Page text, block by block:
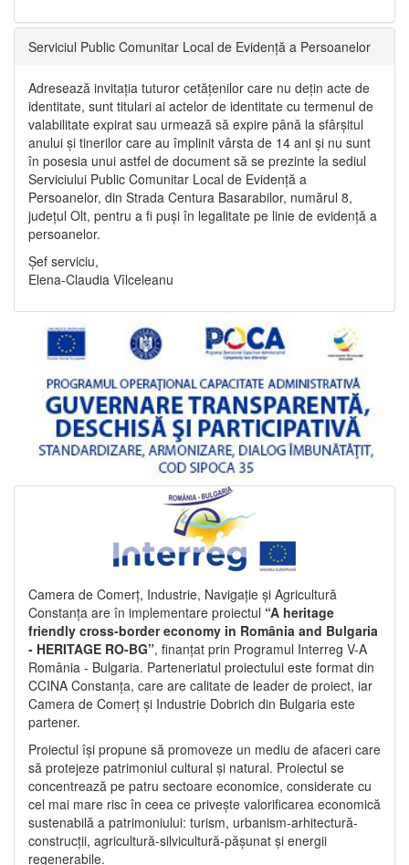
Serviciul Public Comunitar Local de Evidență a Persoanelor
Adresează invitația tuturor cetățenilor care nu dețin acte de
identitate, sunt titulari ai actelor de identitate cu termenul de
valabilitate expirat sau urmează să expire până la sfârșitul
anului și tinerilor care au împlinit vârsta de 14 ani și nu sunt
în posesia unui astfel de document să se prezinte la sediul
Serviciului Public Comunitar Local de Evidență a
Persoanelor, din Strada Centura Basarabilor, numărul 8,
județul Olt, pentru a fi puși în legalitate pe linie de evidență a
persoanelor.
Șef serviciu,
Elena-Claudia Vîlceleanu
Camera de Comerț, Industrie, Navigație și Agricultură
Constanța are în implementare proiectul “A heritage
friendly cross-border economy in România and Bulgaria
- HERITAGE RO-BG”, finanțat prin Programul Interreg V-A
România - Bulgaria. Parteneriatul proiectului este format din
CCINA Constanța, care are calitate de leader de proiect, iar
Camera de Comerț și Industrie Dobrich din Bulgaria este
partener.
Proiectul își propune să promoveze un mediu de afaceri care
să protejeze patrimoniul cultural și natural. Proiectul se
concentrează pe patru sectoare economice, considerate cu
cel mai mare risc în ceea ce privește valorificarea economică
sustenabilă a patrimoniului: turism, urbanism-arhitectură-
construcții, agricultură-silvicultură-pășunat și energii
regenerabile.